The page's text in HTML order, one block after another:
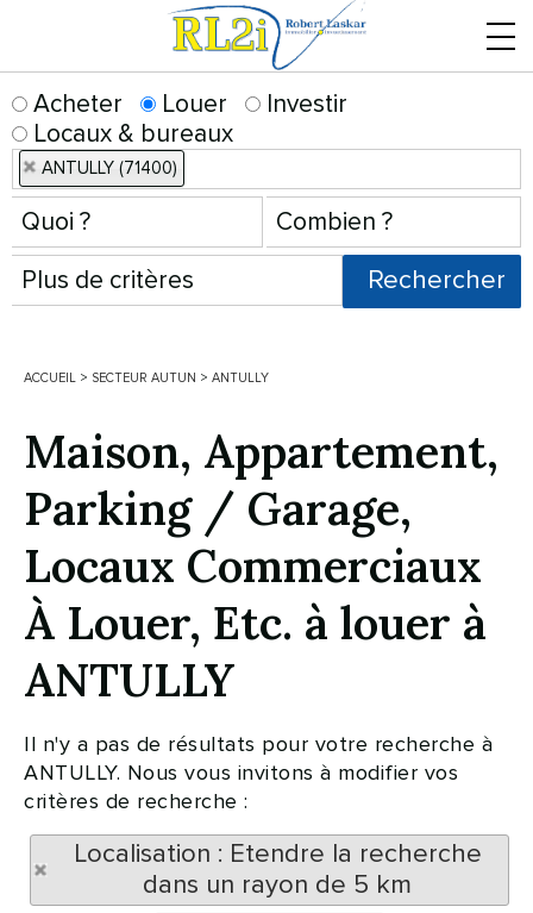
Acheter Louer
Investir
Locaux & bureaux
ANTULLY (71400)
ACCUEIL > SECTEUR AUTUN > ANTULLY
Maison, Appartement,
Parking / Garage,
Locaux Commerciaux
À Louer, Etc. à louer à
ANTULLY
Il n'y a pas de résultats pour votre recherche à
ANTULLY. Nous vous invitons à modifier vos
critères de recherche :
Localisation : Etendre la recherche
dans un rayon de 5 km